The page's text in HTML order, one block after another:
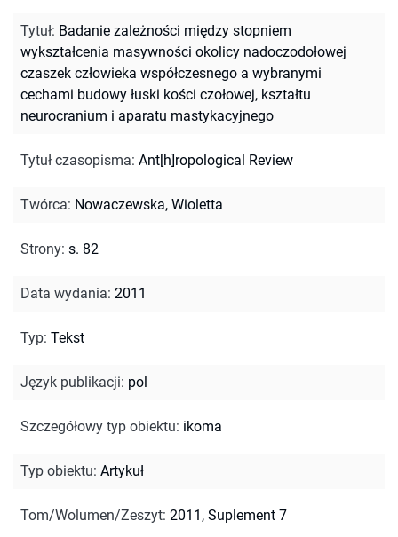
Tytuł: Badanie zależności między stopniem
wykształcenia masywności okolicy nadoczodołowej
czaszek człowieka współczesnego a wybranymi
cechami budowy łuski kości czołowej, kształtu
neurocranium i aparatu mastykacyjnego
Tytuł czasopisma: Ant[h]ropological Review
Twórca: Nowaczewska, Wioletta
Strony: s. 82
Data wydania: 2011
Typ: Tekst
Język publikacji: pol
Szczegółowy typ obiektu: ikoma
Typ obiektu: Artykuł
Tom/Wolumen/Zeszyt: 2011, Suplement 7